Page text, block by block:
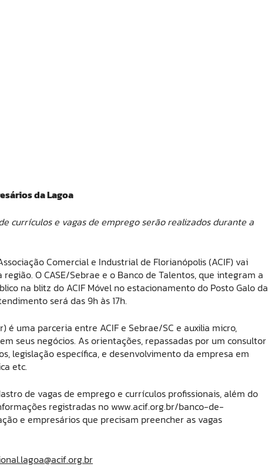
da Lagoa
currículos e vagas de emprego serão realizados durante a
Comercial e Industrial de Florianópolis (ACIF) vai
O CASE/Sebrae e o Banco de Talentos, que integram a
na blitz do ACIF Móvel no estacionamento do Posto Galo da
será das 9h às 17h.
é uma parceria entre ACIF e Sebrae/SC e auxilia micro,
seus negócios. As orientações, repassadas por um consultor
legislação específica, e desenvolvimento da empresa em
etc.
de vagas de emprego e currículos profissionais, além do
registradas no www.acif.org.br/banco-de-
e empresários que precisam preencher as vagas